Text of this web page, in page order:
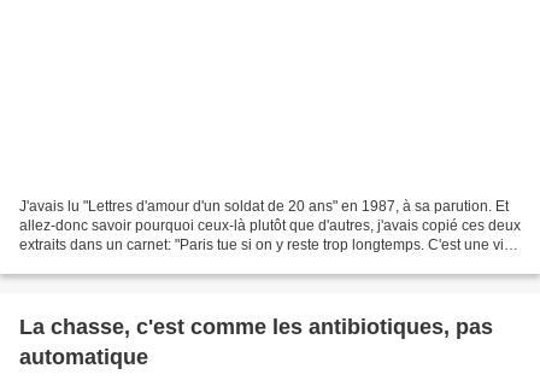
J'avais lu "Lettres d'amour d'un soldat de 20 ans" en 1987, à sa parution. Et
allez-donc savoir pourquoi ceux-là plutôt que d'autres, j'avais copié ces deux
extraits dans un carnet: "Paris tue si on y reste trop longtemps. C'est une ville
La chasse, c'est comme les antibiotiques, pas
automatique